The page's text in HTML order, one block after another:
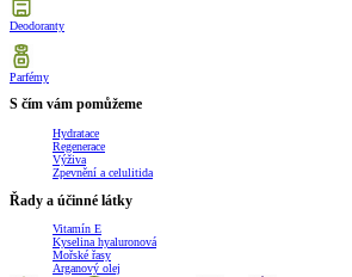
Deodoranty
Parfémy
S čím vám pomůžeme
Hydratace
Regenerace
Výživa
Zpevnění a celulitida
Řady a účinné látky
Vitamín E
Kyselina hyaluronová
Mořské řasy
Arganový olej